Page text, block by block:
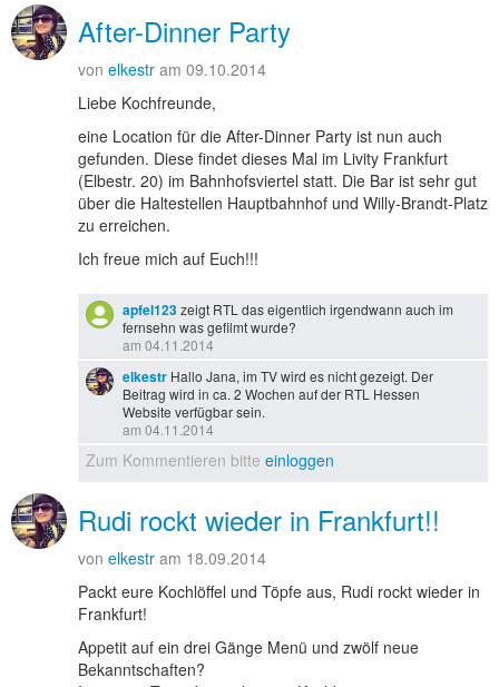
After-Dinner Party
von elkestr am 09.10.2014
Liebe Kochfreunde,
eine Location für die After-Dinner Party ist nun auch
gefunden. Diese findet dieses Mal im Livity Frankfurt
(Elbestr. 20) im Bahnhofsviertel statt. Die Bar ist sehr gut
über die Haltestellen Hauptbahnhof und Willy-Brandt-Platz
zu erreichen.
Ich freue mich auf Euch!!!
apfel123zeigt RTL das eigentlich irgendwann auch im
fernsehn was gefilmt wurde?
am 04.11.2014
elkestr Hallo Jana, im TV wird es nicht gezeigt. Der
Beitrag wird in ca. 2 Wochen auf der RTL Hessen
Website verfügbar sein.
am 04.11.2014
Zum Kommentieren bitte einloggen
Rudi rockt wieder in Frankfurt!!
von elkestr am 18.09.2014
Packt eure Kochlöffel und Töpfe aus, Rudi rockt wieder in
Frankfurt!
Appetit auf ein drei Gänge Menü und zwölf neue
Bekanntschaften?